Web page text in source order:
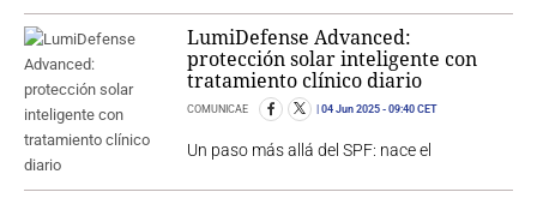
LumiDefense Advanced:
protección solar inteligente con
tratamiento clínico diario
COMUNICAE 04 Jun 2025 - 09:40 CET
Un paso más allá del SPF: nace el